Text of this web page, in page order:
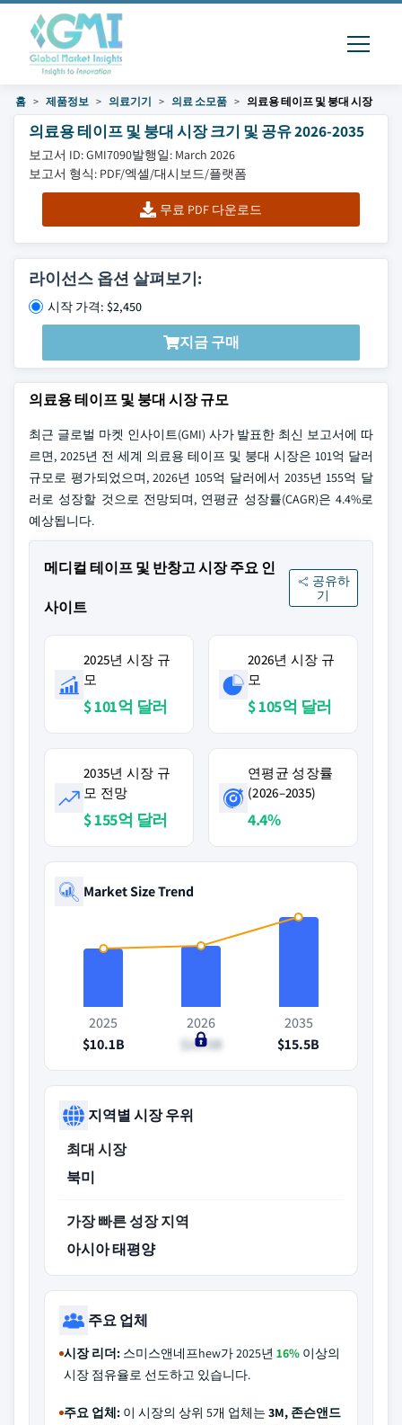
홈 제품정보 의료기기 의료 소모품 의료용 테이프 및 붕대 시장
의료용 테이프 및 붕대 시장 크기 및 공유 2026-2035
보고서 ID: GMI7090발행일: March 2026
보고서 형식: PDF/엑셀/대시보드/플랫폼
무료 PDF 다운로드
라이선스 옵션 살펴보기:
시작 가격: $2,450
지금 구매
의료용 테이프 및 붕대 시장 규모
최근 글로벌 마켓 인사이트(GMI) 사가 발표한 최신 보고서에 따
르면, 2025년 전 세계 의료용 테이프 및 붕대 시장은 101억 달러
규모로 평가되었으며, 2026년 105억 달러에서 2035년 155억 달
러로 성장할 것으로 전망되며, 연평균 성장률(CAGR)은 4.4%로
예상됩니다.
메디컬 테이프 및 반창고 시장 주요 인
사이트
공유하
기
2025년 시장 규
모
$ 101억 달러
2026년 시장 규
모
$ 105억 달러
2035년 시장 규
모 전망
$ 155억 달러
연평균 성장률
(2026–2035)
4.4%
Market Size Trend
2025
$10.1B
2026
$10.5B
2035
$15.5B
지역별 시장 우위
최대 시장
북미
가장 빠른 성장 지역
아시아 태평양
주요 업체
시장 리더: 스미스앤네프hew가 2025년 16% 이상의
시장 점유율로 선도하고 있습니다.
주요 업체: 이 시장의 상위 5개 업체는 3M, 존슨앤드